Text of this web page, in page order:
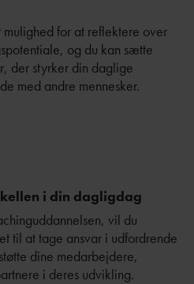
mulighed for at reflektere over
og du kan sætte
der styrker din daglige
med andre mennesker.
i din dagligdag
vil du
til at tage ansvar i udfordrende
dine medarbejdere,
i deres udvikling.